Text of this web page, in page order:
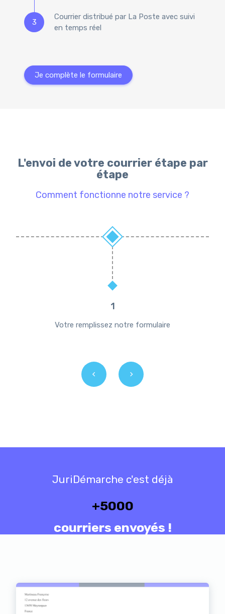
3
Courrier distribué par La Poste avec suivi
en temps réel
Je complète le formulaire
L'envoi de votre courrier étape par
étape
Comment fonctionne notre service ?
1
Votre remplissez notre formulaire
JuriDémarche c'est déjà
+5000
courriers envoyés !